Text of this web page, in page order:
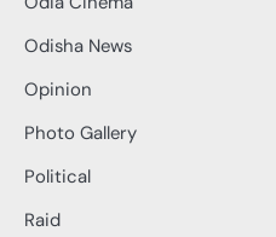
Odisha News
Opinion
Photo Gallery
Political
Raid